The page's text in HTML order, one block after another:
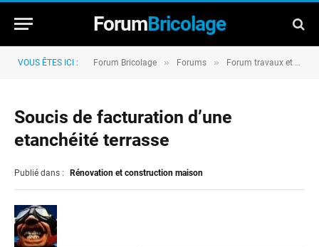
ForumBricolage
VOUS ÊTES ICI : Forum Bricolage » Forums » Forum travaux et rénovation
Soucis de facturation d’une
etanchéité terrasse
Publié dans : Rénovation et construction maison